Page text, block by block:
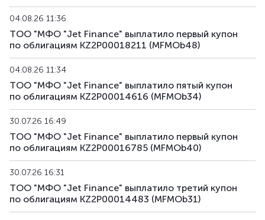
MFMOb40 KZ2P00016785 альтернативная
MFMOb41 KZ2P00016793 альтернативная
MFMOb43 KZ2P00017882 альтернативная
MFMOb44
MFMOb45 KZ2P00018195 альтернативная
MFMOb46
MFMOb47 KZ2P00018203 альтернативная
04.08.26 11:36
ТОО "МФО "Jet Finance" выплатило первый купон
по облигациям KZ2P00018211 (MFMOb48)
04.08.26 11:34
ТОО "МФО "Jet Finance" выплатило пятый купон
по облигациям KZ2P00014616 (MFMOb34)
30.07.26 16:49
ТОО "МФО "Jet Finance" выплатило первый купон
по облигациям KZ2P00016785 (MFMOb40)
30.07.26 16:31
ТОО "МФО "Jet Finance" выплатило третий купон
по облигациям KZ2P00014483 (MFMOb31)